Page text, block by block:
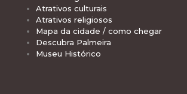
Atrativos culturais
Atrativos religiosos
Mapa da cidade / como chegar
Descubra Palmeira
Museu Histórico